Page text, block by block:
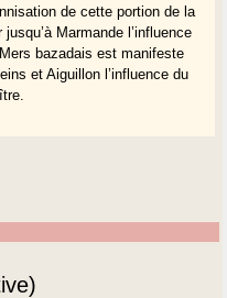
de cette portion de la
Marmande l’influence
bazadais est manifeste
et Aiguillon l’influence du